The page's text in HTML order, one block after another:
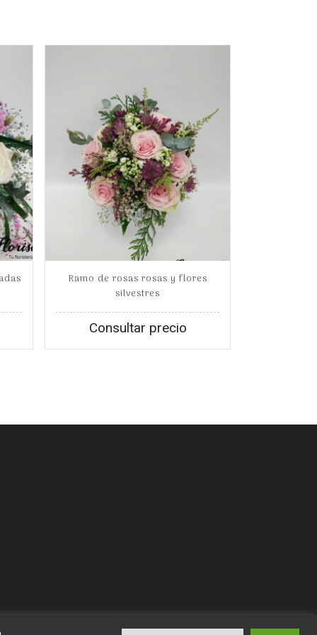
Ramo de rosas rosas y flores
silvestres
Consultar precio